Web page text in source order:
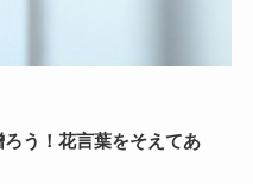
う！花言葉をそえてあ